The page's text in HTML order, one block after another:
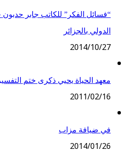
“فسائل الفكر” للكاتب جابر
الدولي بالجزائر
2014/10/27
معهد الحياة يحيي ذكرى ختم
2011/02/16
في ضيافة مزاب
2014/01/26